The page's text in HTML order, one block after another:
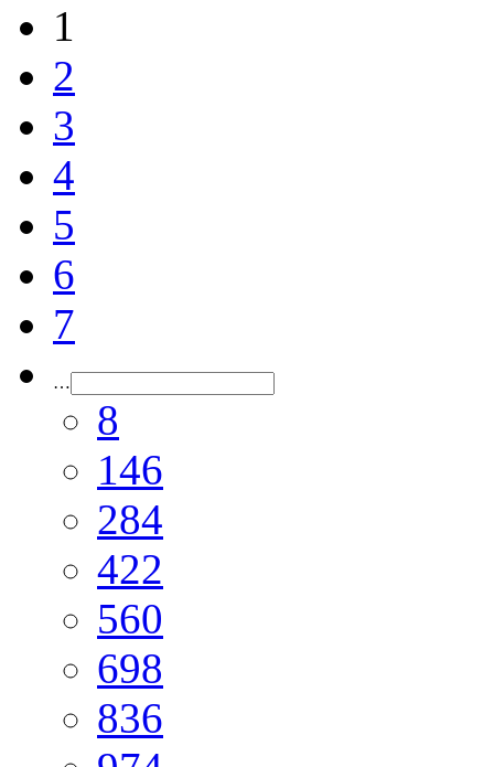
1
2
3
4
5
6
7
…
8
146
284
422
560
698
836